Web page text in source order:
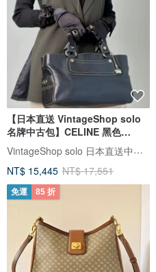
【日本直送 VintageShop solo
名牌中古包】CELINE 黑色
Triomphe 皮革 Boogie 手提包
附吊飾 vintage
VintageShop solo 日本直送中古包專賣店
NT$ 15,445 NT$ 17,551
免運 85 折